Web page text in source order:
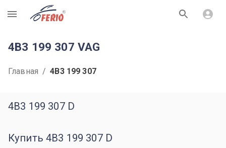
R
4B3 199 307 VAG
Главная / 4B3 199 307
4B3 199 307 D
Купить 4B3 199 307 D